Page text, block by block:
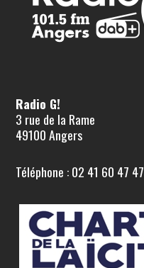
Radio G!
3 rue de la Rame
49100 Angers
Téléphone : 02 41 60 47 47